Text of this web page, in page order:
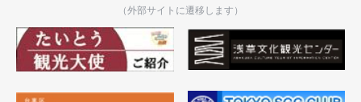
（外部サイトに遷移します）